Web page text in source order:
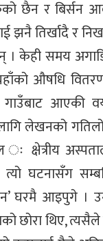
छैन र बिर्सन
झनै तिर्खादै र
। केही समय अगाडि
औषधि
गाउँबाट आएकी
लेखनको गतिलो
क्षेत्रीय
घटनासँग
घरमै आइपुगे ।
छोरा थिए, त्यसैले